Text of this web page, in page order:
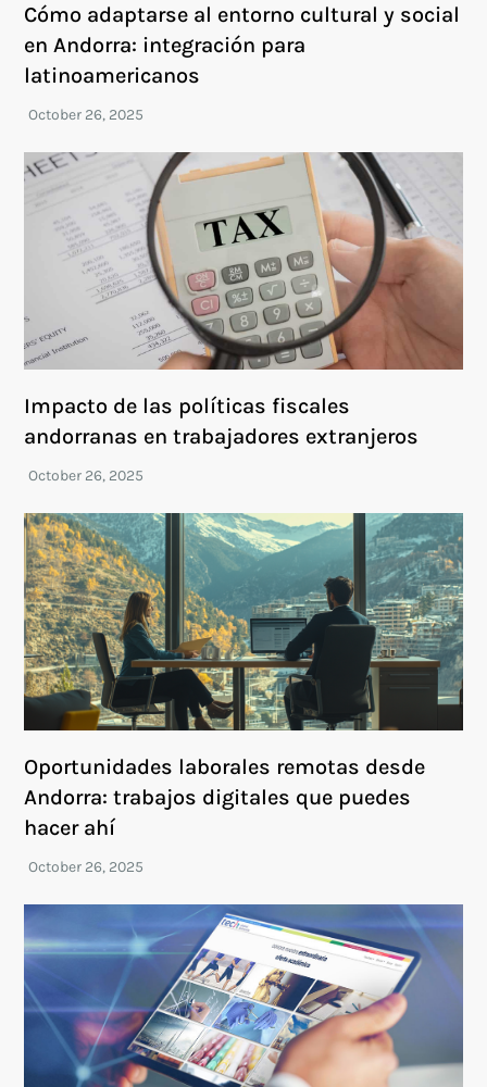
Cómo adaptarse al entorno cultural y social
en Andorra: integración para
latinoamericanos
Impacto de las políticas fiscales
andorranas en trabajadores extranjeros
Oportunidades laborales remotas desde
Andorra: trabajos digitales que puedes
hacer ahí